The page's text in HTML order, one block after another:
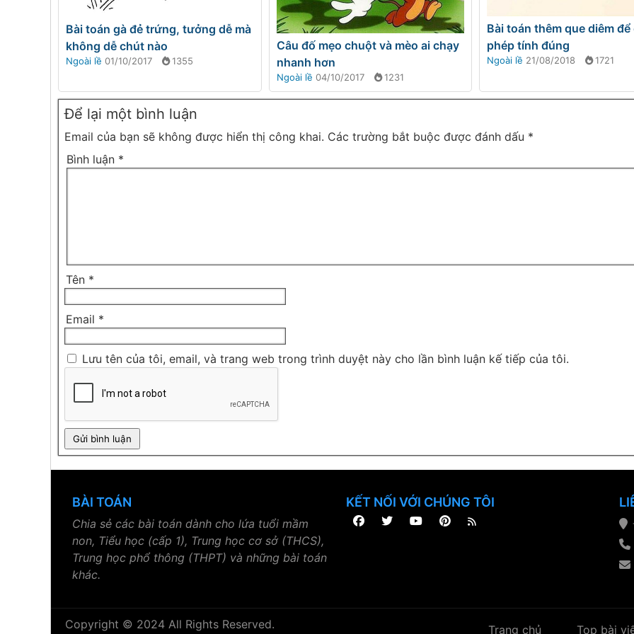
Bài toán gà đẻ trứng, tưởng dễ mà
không dễ chút nào
Ngoài lề 01/10/2017 1355
Câu đố mẹo chuột và mèo ai chạy
nhanh hơn
Ngoài lề 04/10/2017 1231
Bài toán thêm que diêm
phép tính đúng
Ngoài lề 21/08/2018 1721
Để lại một bình luận
Email của bạn sẽ không được hiển thị công khai. Các trường bắt buộc được đánh dấu *
Bình luận *
Tên *
Email *
Lưu tên của tôi, email, và trang web trong trình duyệt này cho lần bình luận kế tiếp của tôi.
BÀI TOÁN
Chia sẻ các bài toán dành cho lứa tuổi mầm
non, Tiểu học (cấp 1), Trung học cơ sở (THCS),
Trung học phổ thông (THPT) và những bài toán
khác.
KẾT NỐI VỚI CHÚNG TÔI
Trang chủ Top bài
Copyright © 2024 All Rights Reserved.